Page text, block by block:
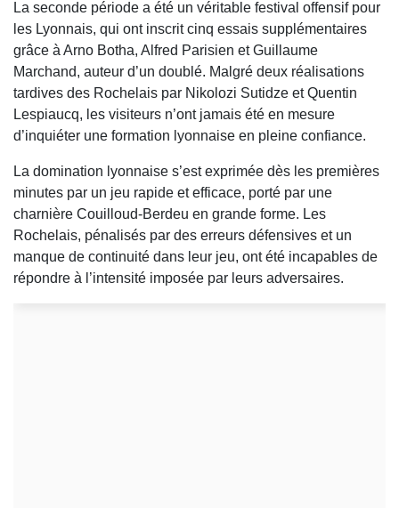
La seconde période a été un véritable festival offensif pour
les Lyonnais, qui ont inscrit cinq essais supplémentaires
grâce à Arno Botha, Alfred Parisien et Guillaume
Marchand, auteur d’un doublé. Malgré deux réalisations
tardives des Rochelais par Nikolozi Sutidze et Quentin
Lespiaucq, les visiteurs n’ont jamais été en mesure
d’inquiéter une formation lyonnaise en pleine confiance.
La domination lyonnaise s’est exprimée dès les premières
minutes par un jeu rapide et efficace, porté par une
charnière Couilloud-Berdeu en grande forme. Les
Rochelais, pénalisés par des erreurs défensives et un
manque de continuité dans leur jeu, ont été incapables de
répondre à l’intensité imposée par leurs adversaires.